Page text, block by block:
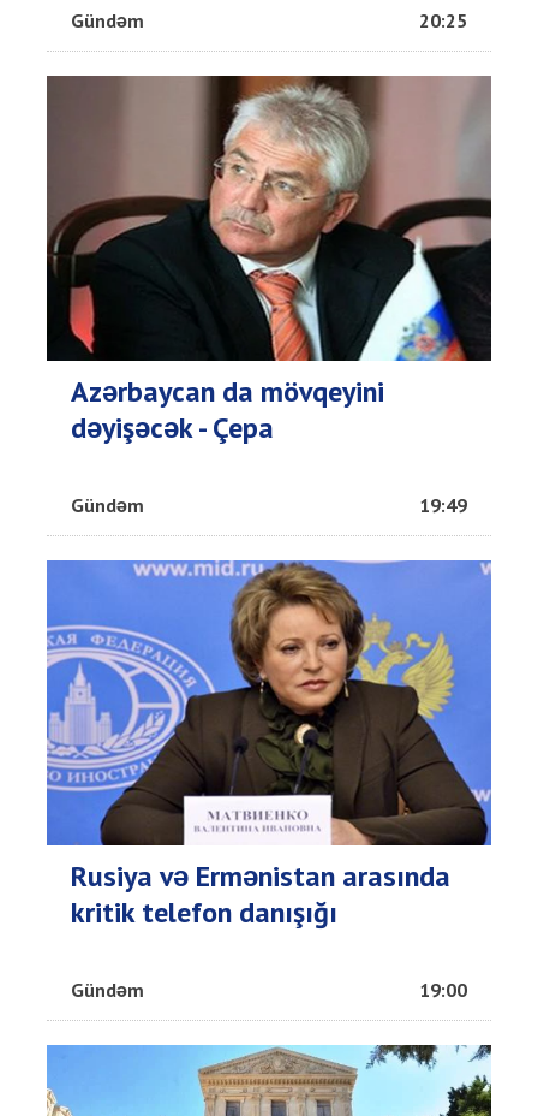
Gündəm 20:25
Azərbaycan da mövqeyini
dəyişəcək - Çepa
Gündəm 19:49
Rusiya və Ermənistan arasında
kritik telefon danışığı
Gündəm 19:00